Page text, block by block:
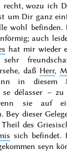
wozu ich
um Dir ganz
wohl befinden.
auch
hat mir wieder
daß Herr,
in diesem
délasser – zu
sie auf
dieser
des
sich befindet.
seyn